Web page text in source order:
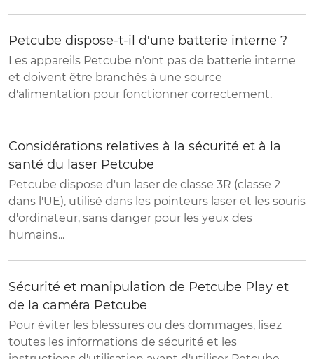
Petcube dispose-t-il d'une batterie interne ?
Les appareils Petcube n'ont pas de batterie interne
et doivent être branchés à une source
d'alimentation pour fonctionner correctement.
Considérations relatives à la sécurité et à la
santé du laser Petcube
Petcube dispose d'un laser de classe 3R (classe 2
dans l'UE), utilisé dans les pointeurs laser et les souris
d'ordinateur, sans danger pour les yeux des
humains...
Sécurité et manipulation de Petcube Play et
de la caméra Petcube
Pour éviter les blessures ou des dommages, lisez
toutes les informations de sécurité et les